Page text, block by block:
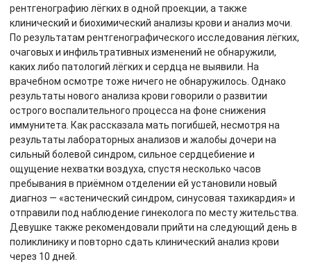
рентгенографию лёгких в одной проекции, а также
клинический и биохимический анализы крови и анализ мочи.
По результатам рентгенографического исследования лёгких,
очаговых и инфильтративных изменений не обнаружили,
каких либо патологий лёгких и сердца не выявили. На
врачебном осмотре тоже ничего не обнаружилось. Однако
результаты нового анализа крови говорили о развитии
острого воспалительного процесса на фоне снижения
иммунитета. Как рассказала мать погибшей, несмотря на
результаты лабораторных анализов и жалобы дочери на
сильный болевой синдром, сильное сердцебиение и
ощущение нехватки воздуха, спустя несколько часов
пребывания в приёмном отделении ей установили новый
диагноз — «астенический синдром, синусовая тахикардия» и
отправили под наблюдение гинеколога по месту жительства.
Девушке также рекомендовали прийти на следующий день в
поликлинику и повторно сдать клинический анализ крови
через 10 дней.